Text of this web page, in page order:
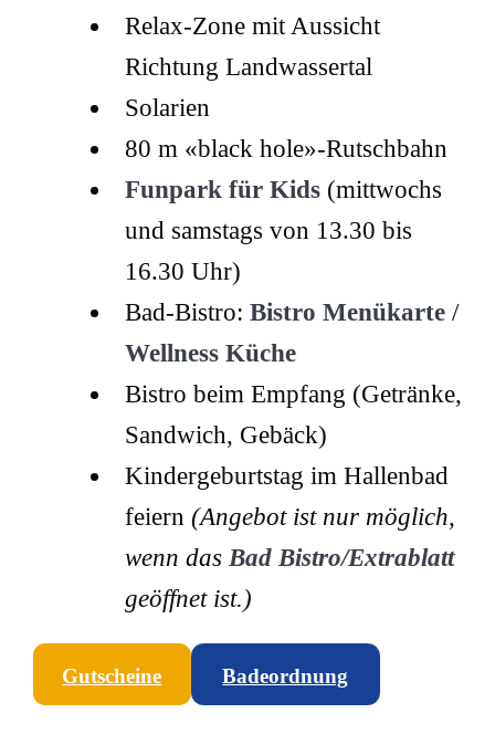
Relax-Zone mit Aussicht
Richtung Landwassertal
Solarien
80 m «black hole»-Rutschbahn
Funpark für Kids(mittwochs
und samstags von 13.30 bis
16.30 Uhr)
Bad-Bistro: Bistro Menükarte/
Wellness Küche
Bistro beim Empfang (Getränke,
Sandwich, Gebäck)
Kindergeburtstag im Hallenbad
feiern (Angebot ist nur möglich,
wenn das Bad Bistro/Extrablatt
geöffnet ist.)
Gutscheine Badeordnung